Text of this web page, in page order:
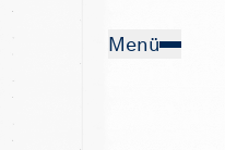
Menü